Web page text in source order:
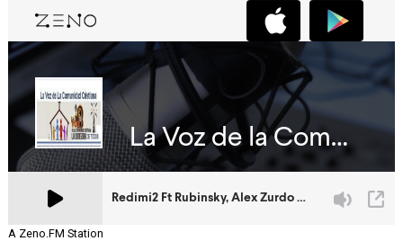
A Zeno.FM Station